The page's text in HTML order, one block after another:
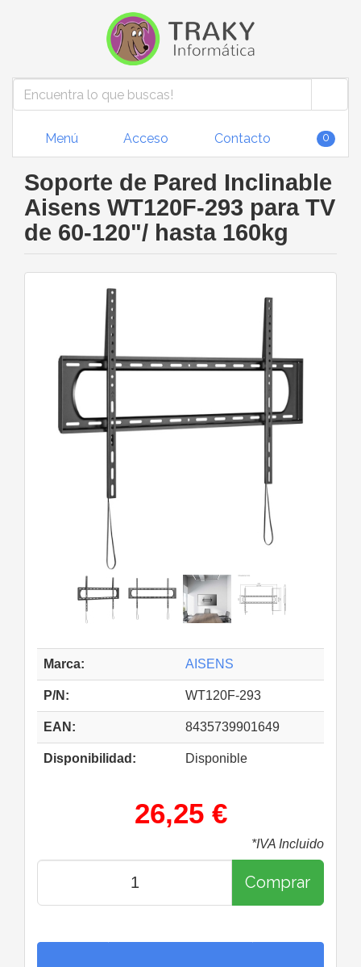
Menú Acceso Contacto 0
Soporte de Pared Inclinable
Aisens WT120F-293 para TV
de 60-120"/ hasta 160kg
Marca: AISENS
P/N: WT120F-293
EAN: 8435739901649
Disponibilidad: Disponible
26,25 €
*IVA Incluido
Comprar